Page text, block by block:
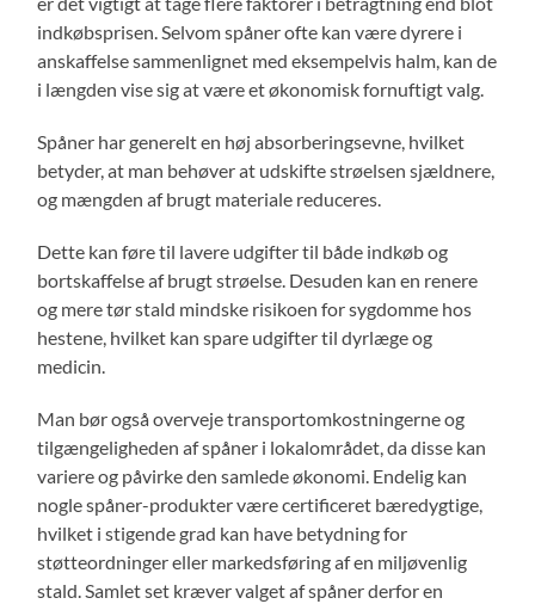
indkøbsprisen. Selvom spåner ofte kan være dyrere i
anskaffelse sammenlignet med eksempelvis halm, kan de
i længden vise sig at være et økonomisk fornuftigt valg.
Spåner har generelt en høj absorberingsevne, hvilket
betyder, at man behøver at udskifte strøelsen sjældnere,
og mængden af brugt materiale reduceres.
Dette kan føre til lavere udgifter til både indkøb og
bortskaffelse af brugt strøelse. Desuden kan en renere
og mere tør stald mindske risikoen for sygdomme hos
hestene, hvilket kan spare udgifter til dyrlæge og
medicin.
Man bør også overveje transportomkostningerne og
tilgængeligheden af spåner i lokalområdet, da disse kan
variere og påvirke den samlede økonomi. Endelig kan
nogle spåner-produkter være certificeret bæredygtige,
hvilket i stigende grad kan have betydning for
støtteordninger eller markedsføring af en miljøvenlig
stald. Samlet set kræver valget af spåner derfor en